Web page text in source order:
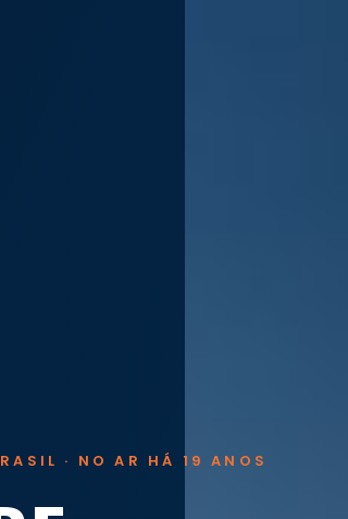
· NO AR HÁ 19 ANOS